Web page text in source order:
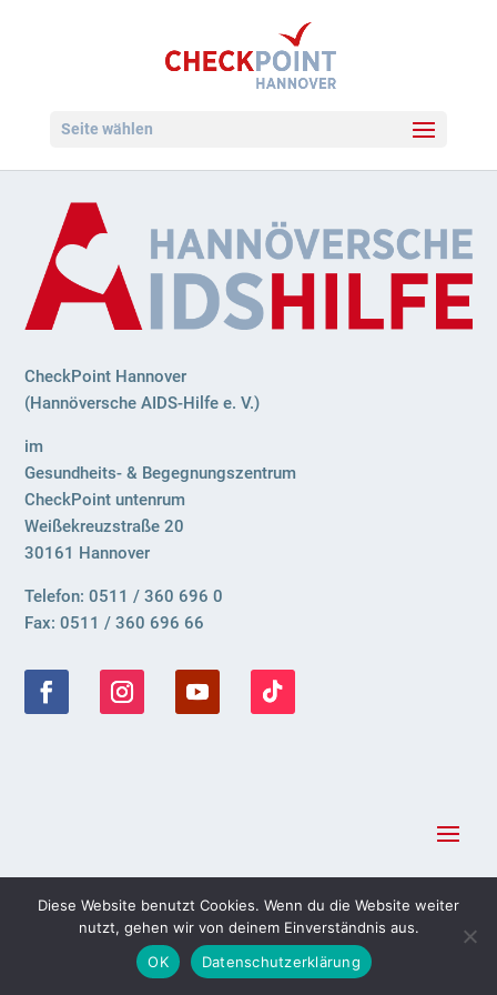
Seite wählen
CheckPoint Hannover
(Hannöversche AIDS-Hilfe e. V.)
im
Gesundheits- & Begegnungszentrum
CheckPoint untenrum
Weißekreuzstraße 20
30161 Hannover
Telefon: 0511 / 360 696 0
Fax: 0511 / 360 696 66
© 2023 Hannöversche Aidshilfe e.V.
Diese Website benutzt Cookies. Wenn du die Website weiter
nutzt, gehen wir von deinem Einverständnis aus.
OK
Datenschutzerklärung